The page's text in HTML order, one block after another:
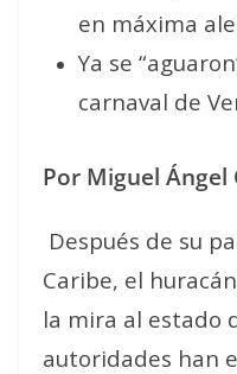
en máxima
Ya se
carnaval de
Por Miguel Ángel
Después de su
Caribe, el
la mira al estado
autoridades han